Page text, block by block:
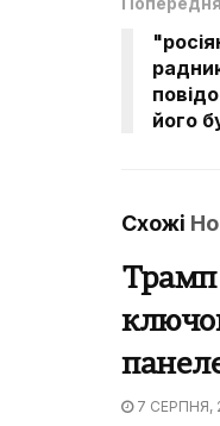
його
Схожі
Трамп
7 СЕРПНЯ,